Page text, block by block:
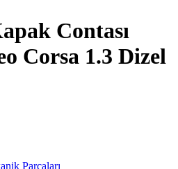
Contası
Corsa 1.3 Dizel
Parçaları